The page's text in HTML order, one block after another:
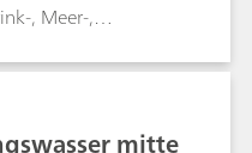
, Meer-,
ist.
Methoden auch
Matrices mitte